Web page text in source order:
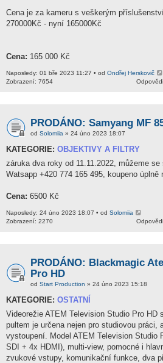
Cena je za kameru s veškerým
270000Kč - nyní 165000Kč
Cena: 165 000 Kč
Naposledy: 01 bře 2023 11:27 • od Ondřej Herskovič
Zobrazení: 7654
PRODÁNO: Samyang MF
od Solomiia » 24 úno 2023 18:07
KATEGORIE: OBJEKTIVY A FILTRY
záruka dva roky od 11.11.2022, můžeme
Watsapp +420 774 165 495, koupeno
Cena: 6500 Kč
Naposledy: 24 úno 2023 18:07 • od Solomiia
Zobrazení: 2270
PRODÁNO: Blackmagic
Pro HD
od Start Production » 24 úno 2023 15:18
KATEGORIE: OSTATNÍ
Videorežie ATEM Television Studio Pro HD
pultem je určena nejen pro studiovou práci,
vystoupení. Model ATEM Television Studio
SDI + 4x HDMI), multi-view, pomocné i
zvukové vstupy, komunikační funkce, dva